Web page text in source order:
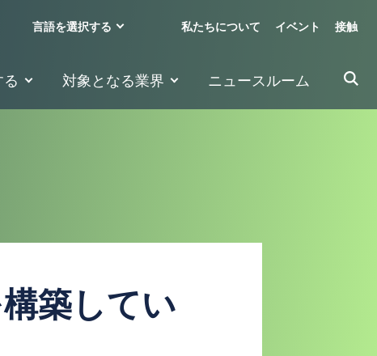
対象となる業界 ニュースルーム
私たちについて イベント 接触
言語を選択する
築してい